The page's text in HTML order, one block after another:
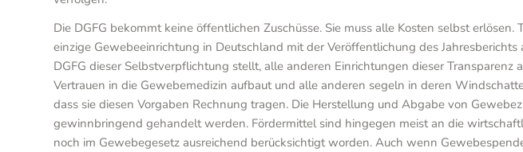
Die DGFG bekommt keine öffentlichen Zuschüsse. Sie muss alle Kosten selbst
einzige Gewebeeinrichtung in Deutschland mit der Veröffentlichung des
DGFG dieser Selbstverpflichtung stellt, alle anderen Einrichtungen dieser
Vertrauen in die Gewebemedizin aufbaut und alle anderen segeln in deren
dass sie diesen Vorgaben Rechnung tragen. Die Herstellung und Abgabe von
gewinnbringend gehandelt werden. Fördermittel sind hingegen meist an die
noch im Gewebegesetz ausreichend berücksichtigt worden. Auch wenn